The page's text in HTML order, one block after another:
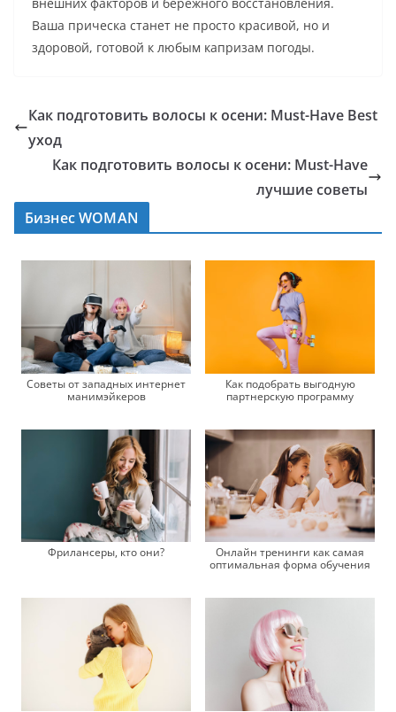
Ваша прическа станет не просто красивой, но и
здоровой, готовой к любым капризам погоды.
Как подготовить волосы к осени: Must-Have Best
уход
Как подготовить волосы к осени: Must-Have
лучшие советы
Бизнес WOMAN
Советы от западных интернет
манимэйкеров
Как подобрать выгодную
партнерскую программу
Фрилансеры, кто они?
Онлайн тренинги как самая
оптимальная форма обучения